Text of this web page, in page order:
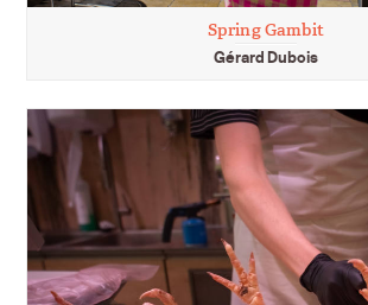
Spring Gambit
Gérard Dubois